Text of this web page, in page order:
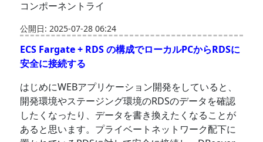
コンポーネントライ
公開日: 2025-07-28 06:24
ECS Fargate + RDS の構成でローカルPCからRDSに
安全に接続する
はじめにWEBアプリケーション開発をしていると、
開発環境やステージング環境のRDSのデータを確認
したくなったり、データを書き換えたくなることが
あると思います。プライベートネットワーク配下に